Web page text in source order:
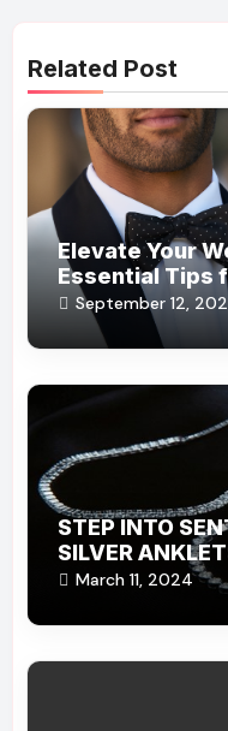
Related Post
Elevate Your
Essential Tips
Perfect Dress
September 12,
STEP INTO
SILVER
March 11, 2024